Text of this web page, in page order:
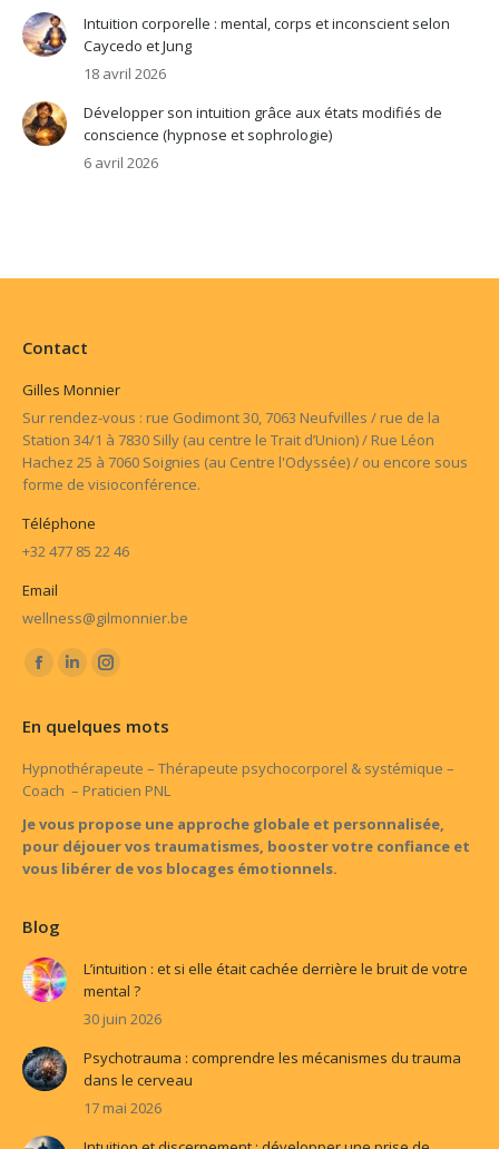
Intuition corporelle : mental, corps et inconscient selon
Caycedo et Jung
18 avril 2026
Développer son intuition grâce aux états modifiés de
conscience (hypnose et sophrologie)
6 avril 2026
Contact
Gilles Monnier
Sur rendez-vous : rue Godimont 30, 7063 Neufvilles / rue de la
Station 34/1 à 7830 Silly (au centre le Trait d’Union) / Rue Léon
Hachez 25 à 7060 Soignies (au Centre l'Odyssée) / ou encore sous
forme de visioconférence.
Téléphone
+32 477 85 22 46
Email
wellness@gilmonnier.be
Trouvez nous sur :
Facebook
opens
in
new
window
LinkedIn
opens
in
new
window
Instagram
opens
in
new
window
En quelques mots
Hypnothérapeute – Thérapeute psychocorporel & systémique –
Coach – Praticien PNL
Je vous propose une approche globale et personnalisée,
pour déjouer vos traumatismes, booster votre confiance et
vous libérer de vos blocages émotionnels.
Blog
L’intuition : et si elle était cachée derrière le bruit de votre
mental ?
30 juin 2026
Psychotrauma : comprendre les mécanismes du trauma
dans le cerveau
17 mai 2026